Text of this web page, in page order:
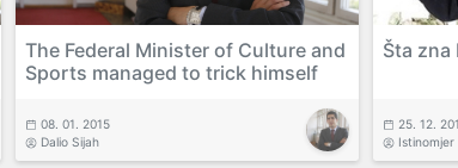
The Federal Minister of Culture and
Sports managed to trick himself
08. 01. 2015
Dalio Sijah
Šta zna
25. 12.
Istinomjer